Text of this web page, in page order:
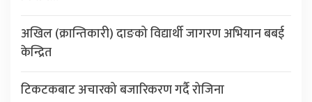
अखिल (क्रान्तिकारी) दाङको विद्यार्थी जागरण अभियान बबई
केन्द्रित
टिकटकबाट अचारको बजारिकरण गर्दै रोजिना